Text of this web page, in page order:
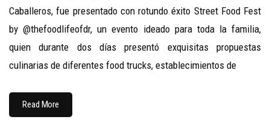
Caballeros, fue presentado con rotundo éxito Street Food Fest
by @thefoodlifeofdr, un evento ideado para toda la familia,
quien durante dos días presentó exquisitas propuestas
culinarias de diferentes food trucks, establecimientos de
Read More